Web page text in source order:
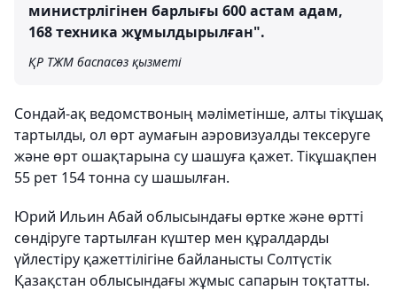
министрлігінен барлығы 600 астам адам,
168 техника жұмылдырылған".
ҚР ТЖМ баспасөз қызметі
Сондай-ақ ведомствоның мәліметінше, алты тікұшақ
тартылды, ол өрт аумағын аэровизуалды тексеруге
және өрт ошақтарына су шашуға қажет. Тікұшақпен
55 рет 154 тонна су шашылған.
Юрий Ильин Абай облысындағы өртке және өртті
сөндіруге тартылған күштер мен құралдарды
үйлестіру қажеттілігіне байланысты Солтүстік
Қазақстан облысындағы жұмыс сапарын тоқтатты.